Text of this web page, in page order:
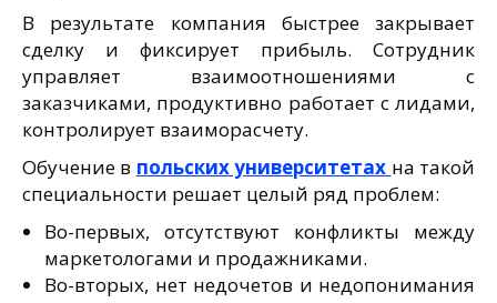
В результате компания быстрее закрывает
сделку и фиксирует прибыль. Сотрудник
управляет взаимоотношениями с
заказчиками, продуктивно работает с лидами,
контролирует взаиморасчету.
Обучение в польских университетах на такой
специальности решает целый ряд проблем:
Во-первых, отсутствуют конфликты между
маркетологами и продажниками.
Во-вторых, нет недочетов и недопонимания